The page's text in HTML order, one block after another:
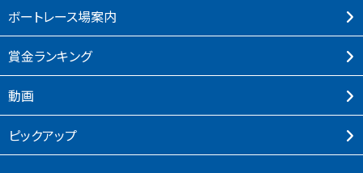
ボートレース場案内
賞⾦ランキング
動画
ピックアップ